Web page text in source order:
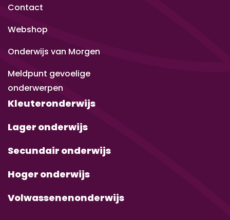
Contact
Webshop
Onderwijs van Morgen
Meldpunt gevoelige
onderwerpen
Kleuteronderwijs
Lager onderwijs
Secundair onderwijs
Hoger onderwijs
Volwassenenonderwijs